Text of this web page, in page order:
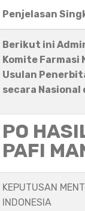
Penjelasan
Berikut ini
Komite Farmasi
Usulan
secara Nasional
PO
PAFI
KEPUTUSAN
INDONESIA